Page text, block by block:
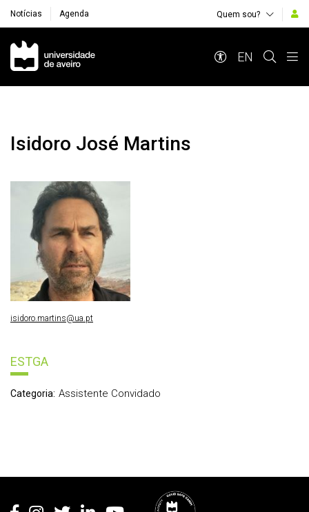
Notícias Agenda Quem sou?
Navegação Principal
EN
Isidoro José Martins
ESTGA
Categoria: Assistente Convidado
isidoro.martins@ua.pt